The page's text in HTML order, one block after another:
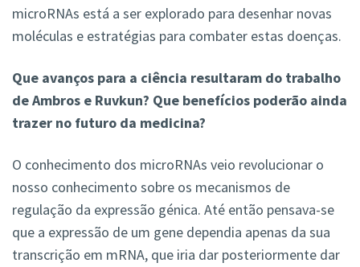
microRNAs está a ser explorado para desenhar novas
moléculas e estratégias para combater estas doenças.
Que avanços para a ciência resultaram do trabalho
de Ambros e Ruvkun? Que benefícios poderão ainda
trazer no futuro da medicina?
O conhecimento dos microRNAs veio revolucionar o
nosso conhecimento sobre os mecanismos de
regulação da expressão génica. Até então pensava-se
que a expressão de um gene dependia apenas da sua
transcrição em mRNA, que iria dar posteriormente dar